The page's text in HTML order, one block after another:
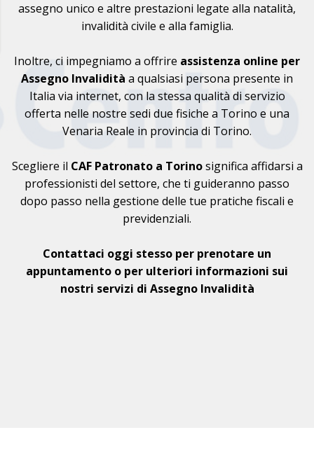
assegno unico e altre prestazioni legate alla natalità,
invalidità civile e alla famiglia.
Inoltre, ci impegniamo a offrire assistenza online per
Assegno Invalidità a qualsiasi persona presente in
Italia via internet, con la stessa qualità di servizio
offerta nelle nostre sedi due fisiche a Torino e una
Venaria Reale in provincia di Torino.
Scegliere il CAF Patronato a Torinosignifica affidarsi a
professionisti del settore, che ti guideranno passo
dopo passo nella gestione delle tue pratiche fiscali e
previdenziali.
Contattaci oggi stesso per prenotare un
appuntamento o per ulteriori informazioni sui
nostri servizi di Assegno Invalidità